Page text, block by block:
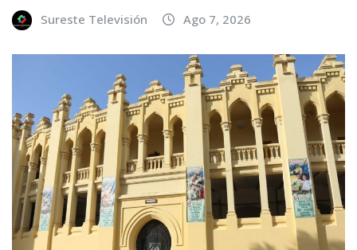
Sureste Televisión Ago 7, 2026